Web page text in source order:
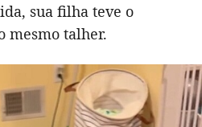
sua filha teve o
mesmo talher.